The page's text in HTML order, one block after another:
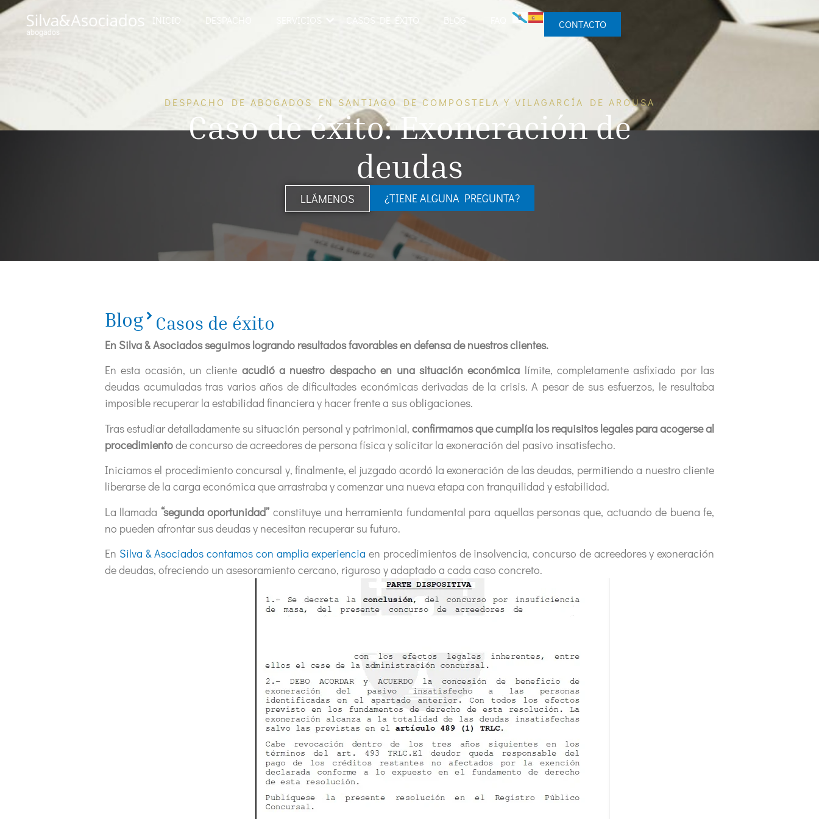
INICIO DESPACHO SERVICIOS CASOS DE ÉXITO BLOG CONTACTO
DESPACHO DE ABOGADOS EN SANTIAGO DE COMPOSTELA Y VILAGARCÍA DE AROUSA
Caso de éxito: Exoneración de
deudas
LLÁMENOS ¿TIENE ALGUNA PREGUNTA?
Blog Casos de éxito
En Silva & Asociados seguimos logrando resultados favorables en defensa de nuestros clientes.
En esta ocasión, un cliente acudió a nuestro despacho en una situación económica límite, completamente asfixiado por las
deudas acumuladas tras varios años de dificultades económicas derivadas de la crisis. A pesar de sus esfuerzos, le resultaba
imposible recuperar la estabilidad financiera y hacer frente a sus obligaciones.
Tras estudiar detalladamente su situación personal y patrimonial, confirmamos que cumplía los requisitos legales para acogerse al
procedimientode concurso de acreedores de persona física y solicitar la exoneración del pasivo insatisfecho.
Iniciamos el procedimiento concursal y, finalmente, el juzgado acordó la exoneración de las deudas, permitiendo a nuestro cliente
liberarse de la carga económica que arrastraba y comenzar una nueva etapa con tranquilidad y estabilidad.
La llamada “segunda oportunidad” constituye una herramienta fundamental para aquellas personas que, actuando de buena fe,
no pueden afrontar sus deudas y necesitan recuperar su futuro.
En Silva & Asociados contamos con amplia experiencia en procedimientos de insolvencia, concurso de acreedores y exoneración
de deudas, ofreciendo un asesoramiento cercano, riguroso y adaptado a cada caso concreto.